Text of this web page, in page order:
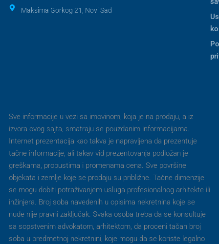
Maksima Gorkog 21, Novi Sad
Sve informacije u vezi sa imovinom, koja je na prodaju, a iz
izvora ovog sajta, smatraju se pouzdanim informacijama.
Internet prezentacija kao takva je napravljena da prezentuje
tačne informacije, ali takav vid prezentovanja podložan je
greškama, propustima i promenama cena. Sve površine
objekata i zemlje koje se prodaju su približne. Tačne dimenzije
se mogu dobiti potraživanjem usluga profesionalnog arhitekte ili
inžinjera. Broj soba navedenih u opisima nekretnina koje se
nude nije pravni zaključak. Svaka osoba treba da se konsultuje
sa sopstvenim advokatom, arhitektom, da proceni tačan broj
soba u predmetnoj nekretnini, koje mogu da se koriste legalno